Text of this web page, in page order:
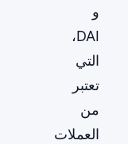
و
DAI،
التي
تعتبر
من
العملات